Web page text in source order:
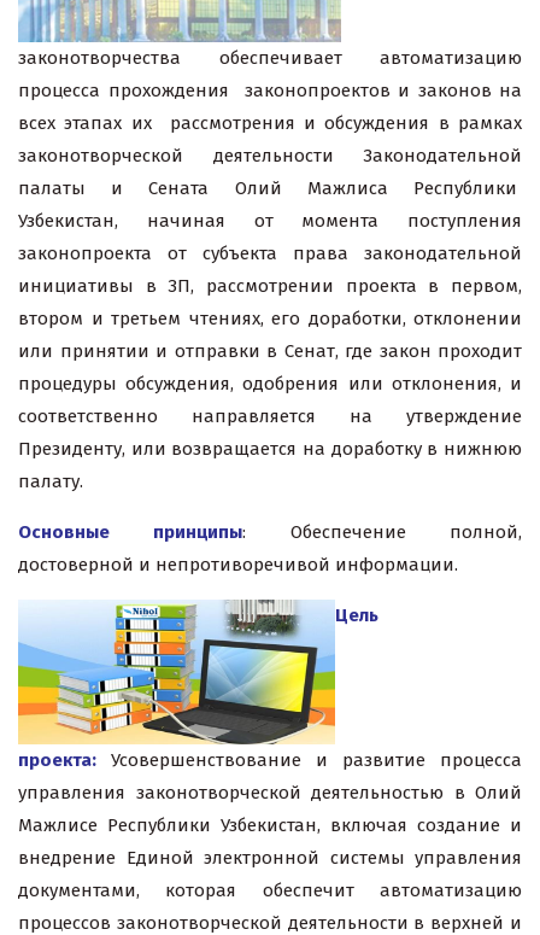
законотворчества обеспечивает автоматизацию
процесса прохождения законопроектов и законов на
всех этапах их рассмотрения и обсуждения в рамках
законотворческой деятельности Законодательной
палаты и Сената Олий Мажлиса Республики
Узбекистан, начиная от момента поступления
законопроекта от субъекта права законодательной
инициативы в ЗП, рассмотрении проекта в первом,
втором и третьем чтениях, его доработки, отклонении
или принятии и отправки в Сенат, где закон проходит
процедуры обсуждения, одобрения или отклонения, и
соответственно направляется на утверждение
Президенту, или возвращается на доработку в нижнюю
палату.
Основные принципы: Обеспечение полной,
достоверной и непротиворечивой информации.
Цель
проекта: Усовершенствование и развитие процесса
управления законотворческой деятельностью в Олий
Мажлисе Республики Узбекистан, включая создание и
внедрение Единой электронной системы управления
документами, которая обеспечит автоматизацию
процессов законотворческой деятельности в верхней и